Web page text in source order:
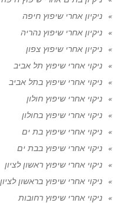
ניקיון אחרי שיפוץ חיפה
ניקיון אחרי שיפוץ נהריה
ניקיון אחרי שיפוץ צפון
ניקוי אחרי שיפוץ תל אביב
ניקוי אחרי שיפוץ בתל אביב
ניקוי אחרי שיפוץ חולון
ניקוי אחרי שיפוץ בחולון
ניקוי אחרי שיפוץ בת ים
ניקוי אחרי שיפוץ בבת ים
ניקוי אחרי שיפוץ ראשון לציון
ניקוי אחרי שיפוץ בראשון לציון
ניקוי אחרי שיפוץ רחובות